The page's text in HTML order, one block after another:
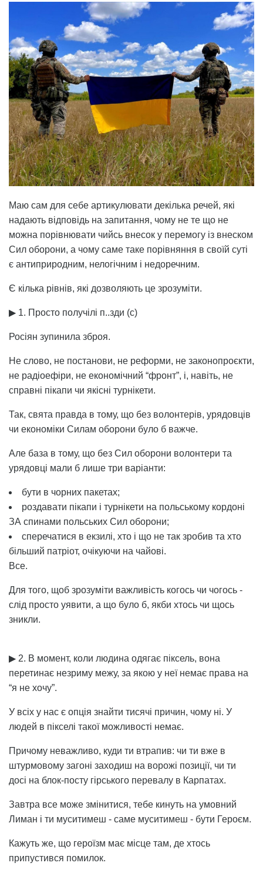
Маю сам для себе артикулювати декілька речей, які
надають відповідь на запитання, чому не те що не
можна порівнювати чийсь внесок у перемогу із внеском
Сил оборони, а чому саме таке порівняння в своїй суті
є антиприродним, нелогічним і недоречним.
Є кілька рівнів, які дозволяють це зрозуміти.
▶ 1. Просто получілі п..зди (с)
Росіян зупинила зброя.
Не слово, не постанови, не реформи, не законопроєкти,
не радіоефіри, не економічний “фронт”, і, навіть, не
справні пікапи чи якісні турнікети.
Так, свята правда в тому, що без волонтерів, урядовців
чи економіки Силам оборони було б важче.
Але база в тому, що без Сил оборони волонтери та
урядовці мали б лише три варіанти:
бути в чорних пакетах;
роздавати пікапи і турнікети на польському кордоні
ЗА спинами польських Сил оборони;
сперечатися в екзилі, хто і що не так зробив та хто
більший патріот, очікуючи на чайові.
Все.
Для того, щоб зрозуміти важливість когось чи чогось -
слід просто уявити, а що було б, якби хтось чи щось
зникли.
▶ 2. В момент, коли людина одягає піксель, вона
перетинає незриму межу, за якою у неї немає права на
“я не хочу”.
У всіх у нас є опція знайти тисячі причин, чому ні. У
людей в пікселі такої можливості немає.
Причому неважливо, куди ти втрапив: чи ти вже в
штурмовому загоні заходиш на ворожі позиції, чи ти
досі на блок-посту гірського перевалу в Карпатах.
Завтра все може змінитися, тебе кинуть на умовний
Лиман і ти муситимеш - саме муситимеш - бути Героєм.
Кажуть же, що героїзм має місце там, де хтось
припустився помилок.